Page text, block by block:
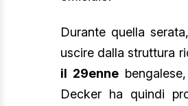
Durante quella
uscire dalla struttura
il 29enne
Decker ha quindi